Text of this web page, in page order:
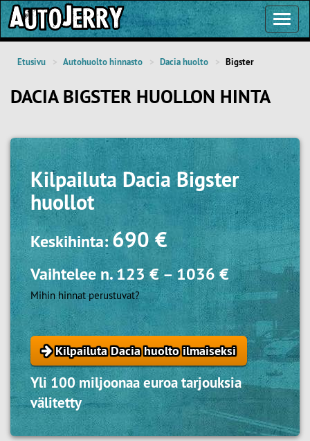
Etusivu Autohuolto hinnasto Dacia huolto Bigster
DACIA BIGSTER HUOLLON HINTA
KilpailutaDacia Bigster
huollot
Keskihinta:690 €
Vaihtelee n.123 €–1036 €
Mihin hinnat perustuvat?
Kilpailuta Dacia huolto ilmaiseksi
Yli 100 miljoonaa euroa tarjouksia
välitetty